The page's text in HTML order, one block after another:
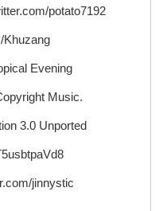
potato7192
Khuzang
Evening
Music.
3.0 Unported
jinnystic